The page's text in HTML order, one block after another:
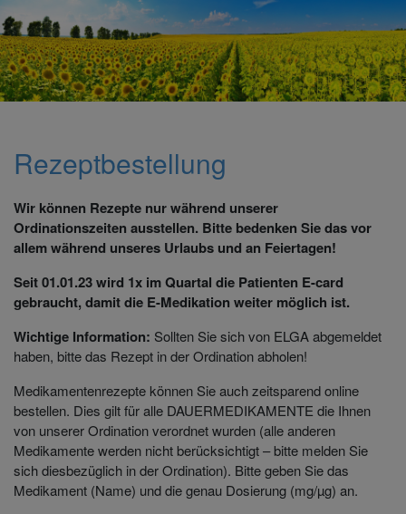
Rezeptbestellung
Wir können Rezepte nur während unserer
Ordinationszeiten ausstellen. Bitte bedenken Sie das vor
allem während unseres Urlaubs und an Feiertagen!
Seit 01.01.23 wird 1x im Quartal die Patienten E-card
gebraucht, damit die E-Medikation weiter möglich ist.
Wichtige Information: Sollten Sie sich von ELGA abgemeldet
haben, bitte das Rezept in der Ordination abholen!
Medikamentenrezepte können Sie auch zeitsparend online
bestellen. Dies gilt für alle DAUERMEDIKAMENTE die Ihnen
von unserer Ordination verordnet wurden (alle anderen
Medikamente werden nicht berücksichtigt – bitte melden Sie
sich diesbezüglich in der Ordination). Bitte geben Sie das
Medikament (Name) und die genau Dosierung (mg/µg) an.
modal-check